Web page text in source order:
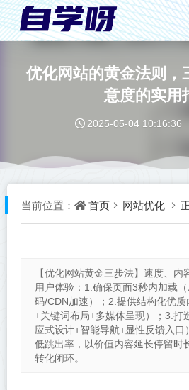
优化网站的黄金法则，
意度的实用
2025-05-04 10:16:36
当前位置： 首页 网站优化
【优化网站黄金三步法】速度、
用户体验：1.确保页面3秒内加载
码/CDN加速）；2.提供结构化优
+关键词布局+多媒体呈现）；3.打
应式设计+智能导航+显性反馈入口
低跳出率，以价值内容延长停留时
转化闭环。